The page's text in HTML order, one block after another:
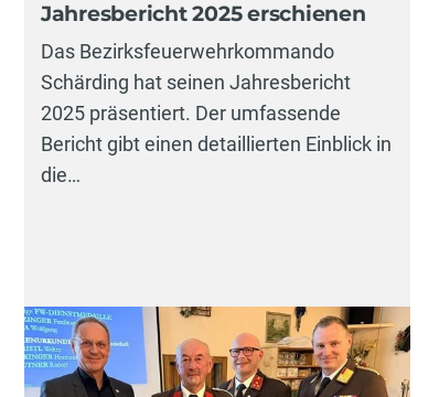
Jahresbericht 2025 erschienen
Das Bezirksfeuerwehrkommando
Schärding hat seinen Jahresbericht
2025 präsentiert. Der umfassende
Bericht gibt einen detaillierten Einblick in
die…